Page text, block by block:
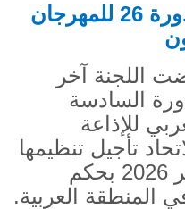
استعدادات متواصلة للدورة 26 للمهرجان
اللجنة آخر
السادسة
للإذاعة
تأجيل تنظيمها
الى تاريخ 21 /24 سبتمبر 2026 بحكم
المنطقة العربية.